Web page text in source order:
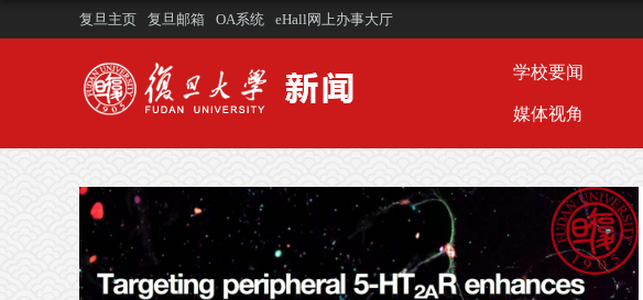
复旦主页 复旦邮箱 OA系统 eHall网上办事大厅
学校要闻
媒体视角